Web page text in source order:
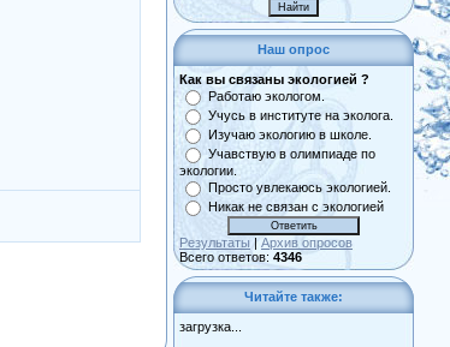
Наш опрос
Как вы связаны экологией ?
Работаю экологом.
Учусь в институте на эколога.
Изучаю экологию в школе.
Учавствую в олимпиаде по
экологии.
Просто увлекаюсь экологией.
Никак не связан с экологией
Результаты | Архив опросов
Всего ответов: 4346
Читайте также:
загрузка...